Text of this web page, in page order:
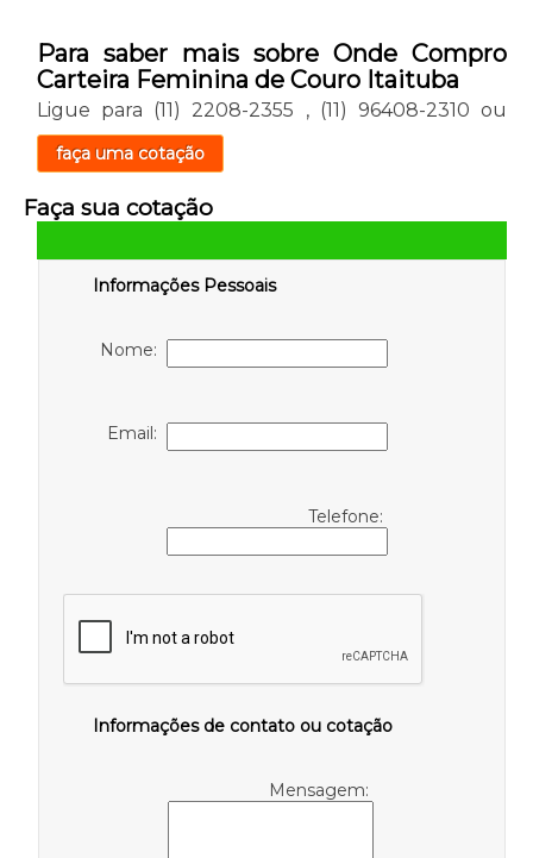
Para saber mais sobre Onde Compro
Carteira Feminina de Couro Itaituba
Ligue para (11) 2208-2355 , (11) 96408-2310 ou
faça uma cotação
Faça sua cotação
Informações Pessoais
Nome:
Email:
Telefone:
Informações de contato ou cotação
Mensagem: